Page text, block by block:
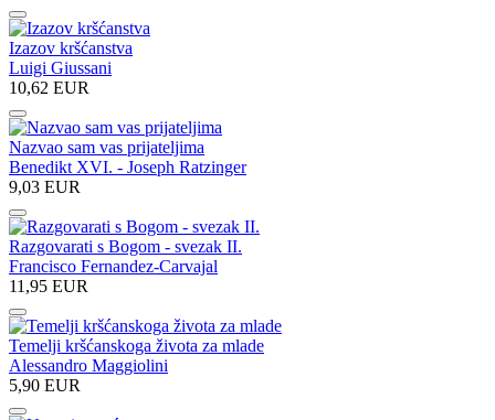
Izazov kršćanstva
Luigi Giussani
10,62 EUR
Nazvao sam vas prijateljima
Benedikt XVI. - Joseph Ratzinger
9,03 EUR
Razgovarati s Bogom - svezak II.
Francisco Fernandez-Carvajal
11,95 EUR
Temelji kršćanskoga života za mlade
Alessandro Maggiolini
5,90 EUR